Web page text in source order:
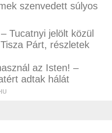
szenvedett súlyos
Tucatnyi jelölt közül
Párt, részletek
az Isten! –
adtak hálát